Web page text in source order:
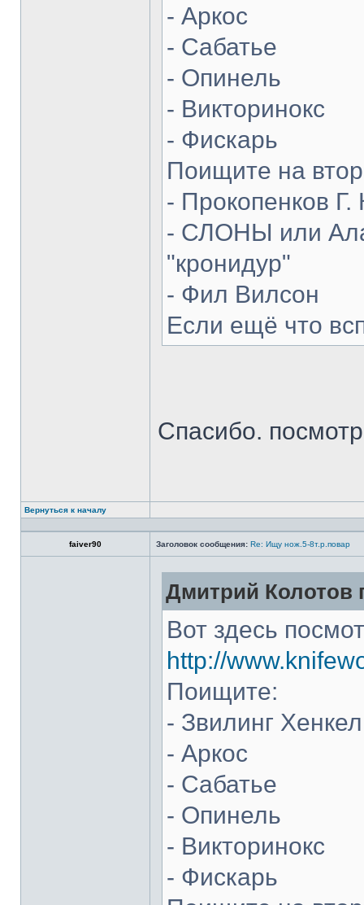
- Аркос
- Сабатье
- Опинель
- Викторинокс
- Фискарь
Поищите на
- Прокопенков Г.
- СЛОНЫ или
"кронидур"
- Фил Вилсон
Если ещё что
Спасибо.
Вернуться к началу
faiver90 Заголовок сообщения: Re: Ищу нож.5-8т.р.повар
Дмитрий Колотов
Вот здесь
http://
Поищите:
- Звилинг
- Аркос
- Сабатье
- Опинель
- Викторинокс
- Фискарь